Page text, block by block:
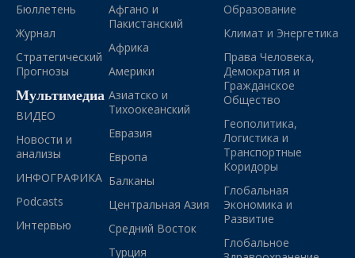
Бюллетень
Журнал
Стратегический
Прогнозы
Мультимедиа
ВИДЕО
Новости и
анализы
ИНФОГРАФИКА
Podcasts
Интервью
Афгано и
Пакистанский
Африка
Америки
Азиатско и
Тихоокеанский
Евразия
Европа
Балканы
Центральная Азия
Средний Восток
Турция
Образование
Климат и Энергетика
Права Человека,
Демократия и
Гражданское
Общество
Геополитика,
Логистика и
Транспортные
Коридоры
Глобальная
Экономика и
Развитие
Глобальное